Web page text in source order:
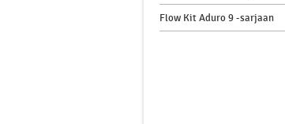
Flow Kit Aduro 9 -sarjaan